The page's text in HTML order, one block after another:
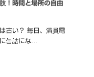
！時間と場所の自由
古い？ 毎日、満員電
缶詰にな…